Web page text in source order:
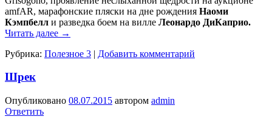
amfAR, марафонские пляски на дне рождения Наоми
Кэмпбелл и разведка боем на вилле Леонардо ДиКаприо.
Читать далее →
Рубрика: Полезное 3 | Добавить комментарий
Шрек
Опубликовано 08.07.2015 автором admin
Ответить